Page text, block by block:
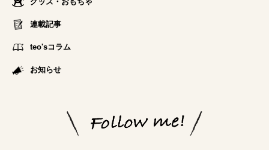
連載記事
teo'sコラム
お知らせ